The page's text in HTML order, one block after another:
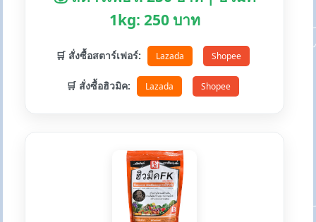
1kg: 250 บาท
🛒 สั่งซื้อสตาร์เฟอร์: Lazada Shopee
🛒 สั่งซื้อฮิวมิค: Lazada Shopee